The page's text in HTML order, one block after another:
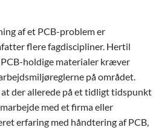
af et PCB-problem er
flere fagdiscipliner. Hertil
holdige materialer kræver
på området.
der allerede på et tidligt tidspunkt
med et firma eller
erfaring med håndtering af PCB,